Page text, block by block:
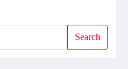
Search